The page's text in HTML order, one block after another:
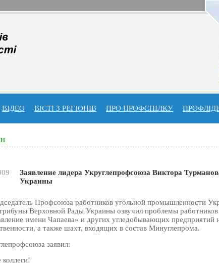
ВІДЕО ВІСТІ З РЕГІОНІВ ПРО ПРОФСПIЛКУ
Заявление лидера Укруглепрофсоюза Виктора
Украины
Профсоюза работников угольной промышленности
Верховной Рады Украины озвучил проблемы
имени Чапаева» и других угледобывающих предприятий
а также шахт, входящих в состав Минуглепрома.
заявил: